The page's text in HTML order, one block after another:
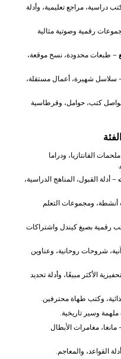
دراسية، مراجع تعليمية، وأدلة
رقمية وصوتية مثالية
– طبعات محدودة، نسخ موقعة،
سلاسل شهيرة، أعمال مستقلة،
كتب، حوامل، وقرطاسية
الفانتازيا، ودراما
– أدلة القبول، المناهج الدراسية،
ومجموعات التعلم
رقمية بصيغ كيندل واشتراكات
شروحات روحانية، وعناوين
الأكثر مبيعًا، وأدلة تحديد
وكتب طهاة محترفين.
وسير تاريخية.
مانغا، مغامرات الأبطال
القواعد، والمعاجم.